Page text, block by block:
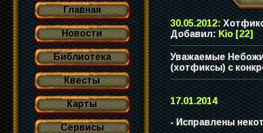
Главная
Новости
Библиотека
Квесты
Карты
Сервисы
30.05.2012:
Добавил: Kio [22]
Уважаемые
(хотфиксы) с
17.01.2014
- Исправлены